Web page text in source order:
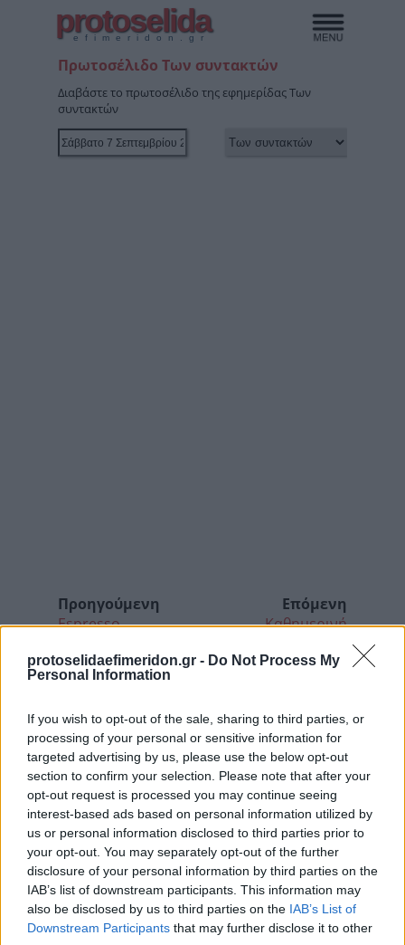
protoselidaefimeridon.gr - Do Not Process My
Personal Information
If you wish to opt-out of the sale, sharing to third parties, or
processing of your personal or sensitive information for
targeted advertising by us, please use the below opt-out
section to confirm your selection. Please note that after your
opt-out request is processed you may continue seeing
interest-based ads based on personal information utilized by
us or personal information disclosed to third parties prior to
your opt-out. You may separately opt-out of the further
disclosure of your personal information by third parties on the
IAB’s list of downstream participants. This information may
also be disclosed by us to third parties on the IAB’s List of
Downstream Participants that may further disclose it to other
protoselida
efimeridon.gr
Πρωτοσέλιδο Των συντακτών
Διαβάστε το πρωτοσέλιδο της εφημερίδας Των
συντακτών
Προηγούμενη
Espresso
Επόμενη
Καθημερινή